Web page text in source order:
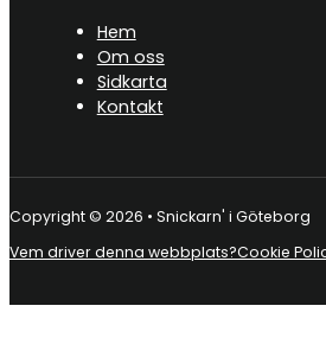
Hem
Om oss
Sidkarta
Kontakt
Copyright © 2026 • Snickarn' i Göteborg
Vem driver denna webbplats?Cookie